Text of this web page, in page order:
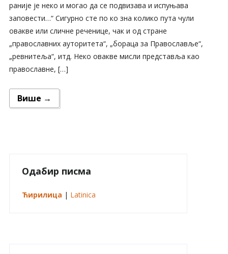
раније је неко и могао да се подвизава и испуњава
заповести…“ Сигурно сте по ко зна колико пута чули
овакве или сличне реченице, чак и од стране
„православних ауторитета“, „бораца за Православље“,
„ревнитеља“, итд. Неко овакве мисли представља као
православне, […]
Више →
Одабир писма
Ћирилица | Latinica